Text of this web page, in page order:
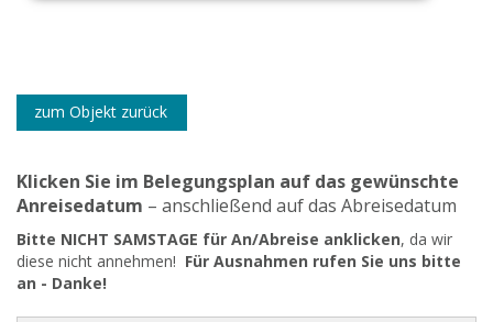
zum Objekt zurück
Klicken Sie im Belegungsplan auf das gewünschte
Anreisedatum – anschließend auf das Abreisedatum
Bitte NICHT SAMSTAGE für An/Abreise anklicken, da wir
diese nicht annehmen! Für Ausnahmen rufen Sie uns bitte
an - Danke!